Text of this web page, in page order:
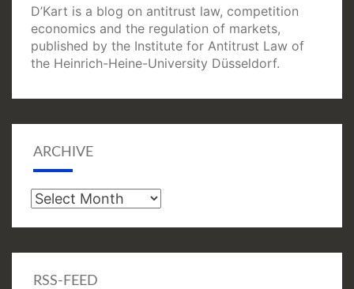
D’Kart is a blog on antitrust law, competition
economics and the regulation of markets,
published by the Institute for Antitrust Law of
the Heinrich-Heine-University Düsseldorf.
ARCHIVE
Archive
RSS-FEED